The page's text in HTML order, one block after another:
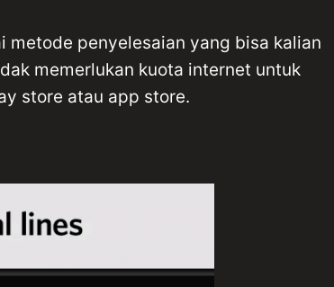
penyelesaian yang bisa kalian
memerlukan kuota internet untuk
store atau app store.